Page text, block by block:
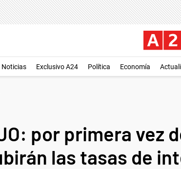
Noticias Exclusivo A24 Política Economía
por primera vez
las tasas de